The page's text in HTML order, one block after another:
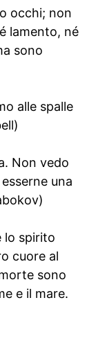
occhi; non
lamento, né
sono
alle spalle
Non vedo
una
lo spirito
cuore al
sono
e il mare.